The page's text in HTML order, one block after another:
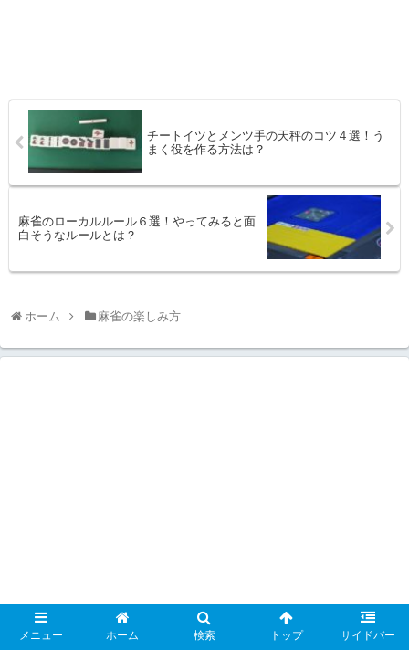
チートイツとメンツ手の天秤のコツ４選！う
まく役を作る方法は？
麻雀のローカルルール６選！やってみると面
白そうなルールとは？
ホーム 麻雀の楽しみ方
メニュー ホーム 検索 トップ サイドバー